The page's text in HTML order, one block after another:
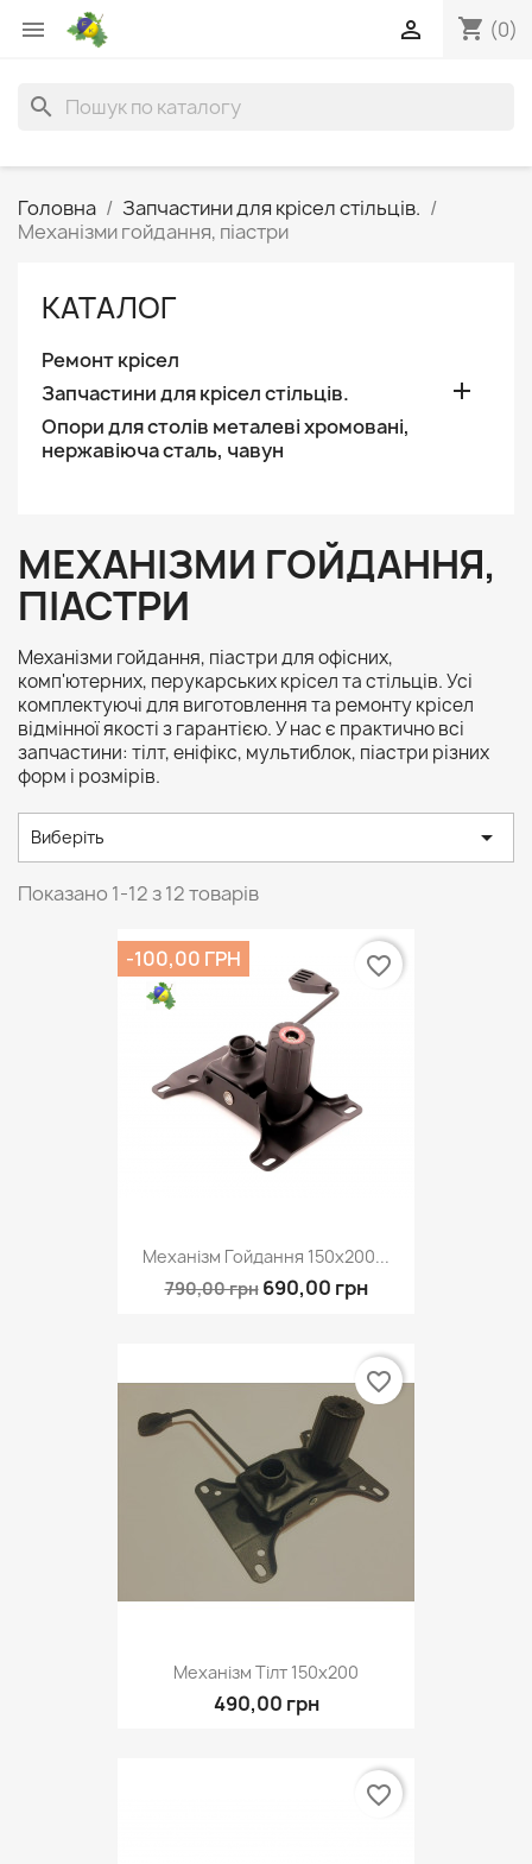
 shopping_cart (0)

search
Головна
Запчастини для крісел стільців.
Механізми гойдання, піастри
КАТАЛОГ
Ремонт крісел
Запчастини для крісел стільців.

Опори для столів металеві хромовані,
нержавіюча сталь, чавун
МЕХАНІЗМИ ГОЙДАННЯ,
ПІАСТРИ
Механізми гойдання, піастри для офісних,
комп'ютерних, перукарських крісел та стільців. Усі
комплектуючі для виготовлення та ремонту крісел
відмінної якості з гарантією. У нас є практично всі
запчастини: тілт, еніфікс, мультиблок, піастри різних
форм і розмірів.
Виберіть 
Показано 1-12 з 12 товарів
Механізм Гойдання 150х200...
790,00 грн 690,00 грн
-100,00 ГРН favorite_border
Механізм Тілт 150х200
490,00 грн
favorite_border
favorite_border